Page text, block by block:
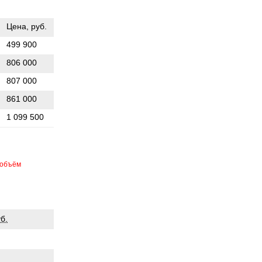
Цена, руб.
499 900
806 000
807 000
861 000
1 099 500
объём